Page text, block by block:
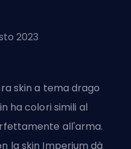
2023
skin a tema drago
ha colori simili al
all'arma.
la skin Imperium dà